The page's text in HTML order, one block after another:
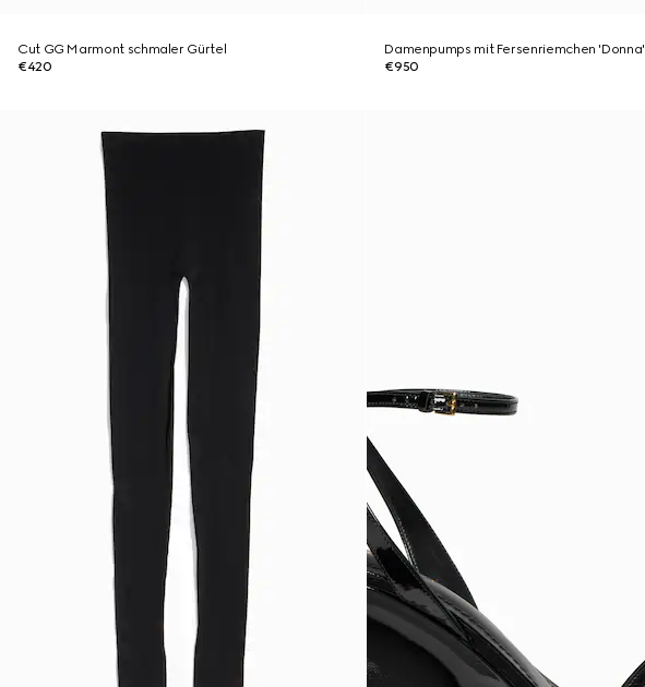
Cut GG Marmont schmaler Gürtel
€420
Damenpumps mit Fersenriemchen 'Donna'
€950